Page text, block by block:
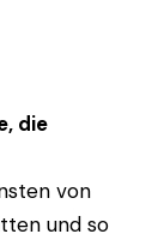
die
von
und so